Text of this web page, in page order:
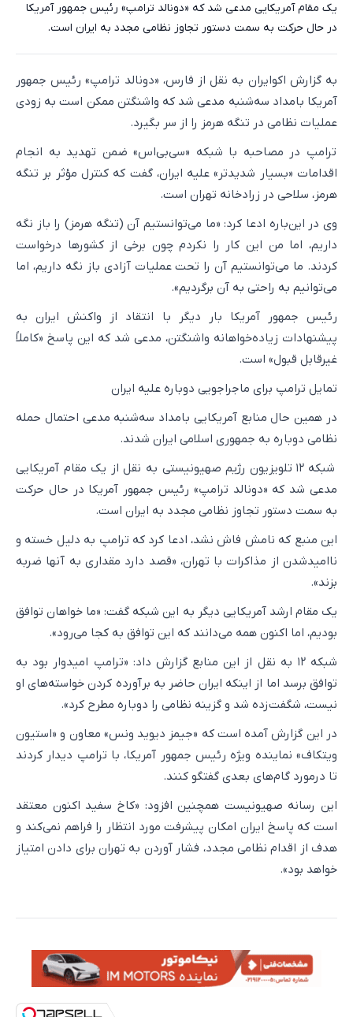
یک مقام آمریکایی مدعی شد که «دونالد ترامپ» رئیس جمهور آمریکا
در حال حرکت به سمت دستور تجاوز نظامی مجدد به ایران است.
به گزارش اکوایران به نقل از فارس، «دونالد ترامپ» رئیس جمهور
آمریکا بامداد سه‌شنبه مدعی شد که واشنگتن ممکن است به زودی
عملیات نظامی در تنگه هرمز را از سر بگیرد.
ترامپ در مصاحبه با شبکه «سی‌بی‌اس» ضمن تهدید به انجام
اقدامات «بسیار شدیدتر» علیه ایران، گفت که کنترل مؤثر بر تنگه
هرمز، سلاحی در زرادخانه تهران است.
وی در این‌باره ادعا کرد: «ما می‌توانستیم آن (تنگه هرمز) را باز نگه
داریم، اما من این کار را نکردم چون برخی از کشورها درخواست
کردند. ما می‌توانستیم آن را تحت عملیات آزادی باز نگه داریم، اما
می‌توانیم به راحتی به آن برگردیم».
رئیس جمهور آمریکا بار دیگر با انتقاد از واکنش ایران به
پیشنهادات زیاده‌خواهانه واشنگتن، مدعی شد که این پاسخ «کاملاً
غیرقابل قبول» است.
تمایل ترامپ برای ماجراجویی دوباره علیه ایران
در همین حال منابع آمریکایی بامداد سه‌شنبه مدعی احتمال حمله
نظامی دوباره به جمهوری اسلامی ایران شدند.
شبکه ۱۲ تلویزیون رژیم صهیونیستی به نقل از یک مقام آمریکایی
مدعی شد که «دونالد ترامپ» رئیس جمهور آمریکا در حال حرکت
به سمت دستور تجاوز نظامی مجدد به ایران است.
این منبع که نامش فاش نشد، ادعا کرد که ترامپ به دلیل خسته و
ناامیدشدن از مذاکرات با تهران، «قصد دارد مقداری به آنها ضربه
بزند».
یک مقام ارشد آمریکایی دیگر به این شبکه گفت: «ما خواهان توافق
بودیم، اما اکنون همه می‌دانند که این توافق به کجا می‌رود».
شبکه ۱۲ به نقل از این منابع گزارش داد:‌ «ترامپ امیدوار بود به
توافق برسد اما از اینکه ایران حاضر به برآورده کردن خواسته‌های او
نیست، شگفت‌زده شد و گزینه نظامی را دوباره مطرح کرد».
در این گزارش آمده است که «جیمز دیوید ونس» معاون و «استیون
ویتکاف» نماینده ویژه رئیس جمهور آمریکا، با ترامپ دیدار کردند
تا درمورد گام‌های بعدی گفتگو کنند.
این رسانه صهیونیست همچنین افزود: «کاخ سفید اکنون معتقد
است که پاسخ ایران امکان پیشرفت مورد انتظار را فراهم نمی‌کند و
هدف از اقدام نظامی مجدد، فشار آوردن به تهران برای دادن امتیاز
خواهد بود».